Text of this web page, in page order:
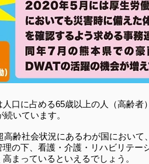
口に占める65歳以上の人（高齢者
いています。
齢社会状況にあるわが国におい
の下、看護・介護・リハビリテー
まっているといえるでしょう。